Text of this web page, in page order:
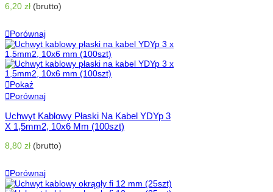
6,20 zł (brutto)
Porównaj
Pokaż
Porównaj
Uchwyt Kablowy Płaski Na Kabel YDYp 3
X 1,5mm2, 10x6 Mm (100szt)
8,80 zł (brutto)
Porównaj